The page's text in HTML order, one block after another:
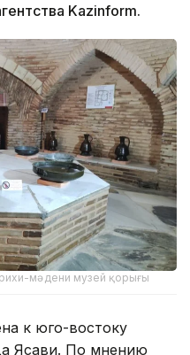
Kazinform.
мәдени музей қорығы
к юго-востоку
Ясави. По мнению